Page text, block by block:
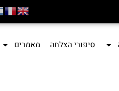
סיפורי הצלחה מאמרים